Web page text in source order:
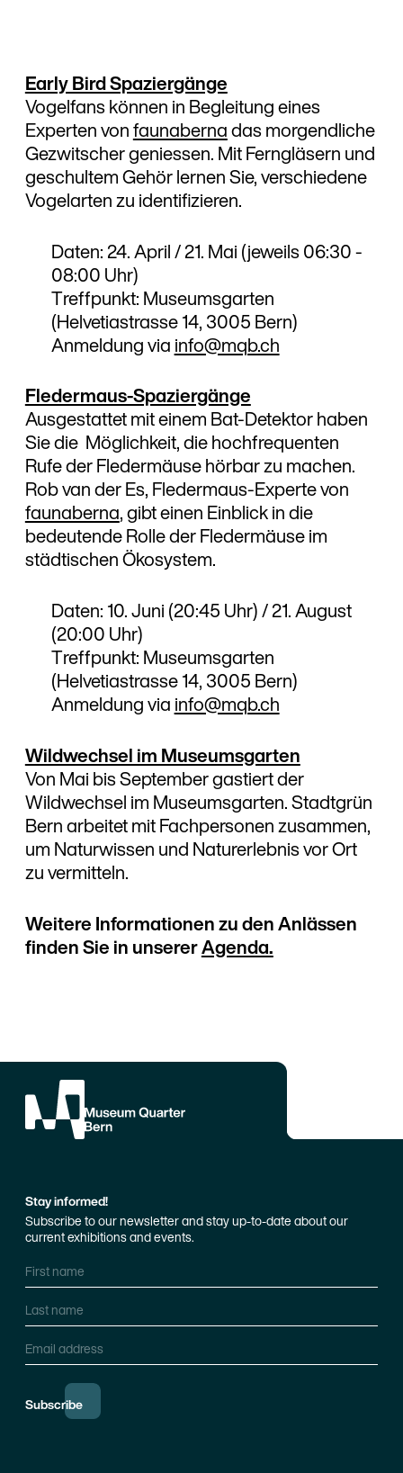
Early Bird Spaziergänge
Vogelfans können in Begleitung eines
Experten vonfaunabernadas morgendliche
Gezwitscher geniessen. Mit Ferngläsern und
geschultem Gehör lernen Sie, verschiedene
Vogelarten zu identifizieren.
Daten: 24. April / 21. Mai (jeweils 06:30 -
08:00 Uhr)
Treffpunkt: Museumsgarten
(Helvetiastrasse 14, 3005 Bern)
Anmeldung via info@mqb.ch
Fledermaus-Spaziergänge
Ausgestattet mit einem Bat-Detektor haben
Sie die Möglichkeit, die hochfrequenten
Rufe der Fledermäuse hörbar zu machen.
Rob van der Es, Fledermaus-Experte von
faunaberna, gibt einen Einblick in die
bedeutende Rolle der Fledermäuse im
städtischen Ökosystem.
Daten: 10. Juni (20:45 Uhr) / 21. August
(20:00 Uhr)
Treffpunkt: Museumsgarten
(Helvetiastrasse 14, 3005 Bern)
Anmeldung via info@mqb.ch
Wildwechsel im Museumsgarten
Von Mai bis September gastiert der
Wildwechsel im Museumsgarten. Stadtgrün
Bern arbeitet mit Fachpersonen zusammen,
um Naturwissen und Naturerlebnis vor Ort
zu vermitteln.
Weitere Informationen zu den Anlässen
finden Sie in unsererAgenda.
Stay informed!
Subscribe to our newsletter and stay up-to-date about our
current exhibitions and events.
First name
Last name
Email address
Subscribe